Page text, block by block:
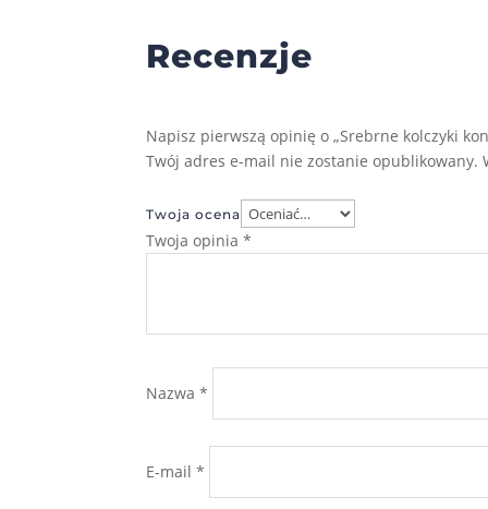
Recenzje
Napisz pierwszą opinię o „Srebrne kolczyki
Twój adres e-mail nie zostanie opublikowany.
Twoja ocena
Twoja opinia*
Nazwa*
E-mail*